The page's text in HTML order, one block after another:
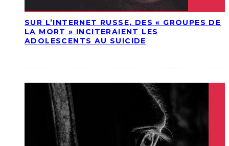
SUR L’INTERNET RUSSE, DES « GROUPES DE
LA MORT » INCITERAIENT LES
ADOLESCENTS AU SUICIDE